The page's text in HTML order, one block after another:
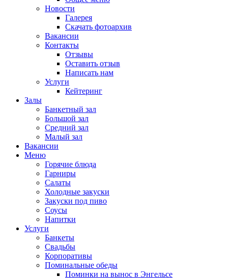
Новости
Галерея
Скачать фотоархив
Вакансии
Контакты
Отзывы
Оставить отзыв
Написать нам
Услуги
Кейтеринг
Залы
Банкетный зал
Большой зал
Средний зал
Малый зал
Вакансии
Меню
Горячие блюда
Гарниры
Салаты
Холодные закуски
Закуски под пиво
Соусы
Напитки
Услуги
Банкеты
Свадьбы
Корпоративы
Поминальные обеды
Поминки на вынос в Энгельсе